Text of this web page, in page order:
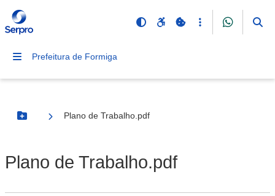
Prefeitura de Formiga
Botão Menu
Plano de Trabalho.pdf
Plano de Trabalho.pdf